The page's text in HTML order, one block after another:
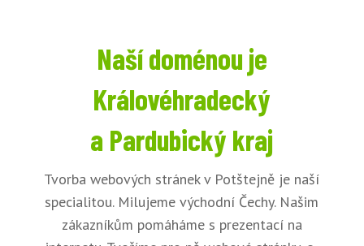
Naší doménou je
Královéhradecký
a Pardubický kraj
Tvorba webových stránek v Potštejně je naší
specialitou. Milujeme východní Čechy. Našim
zákazníkům pomáháme s prezentací na